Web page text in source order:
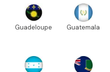
Guadeloupe Guatemala